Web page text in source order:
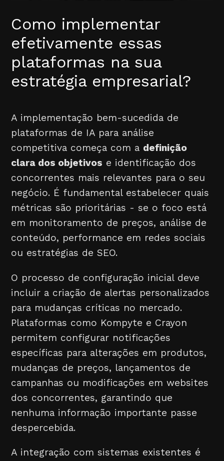
Como implementar
efetivamente essas
plataformas na sua
estratégia empresarial?
A implementação bem-sucedida de
plataformas de IA para análise
competitiva começa com a definição
clara dos objetivos e identificação dos
concorrentes mais relevantes para o seu
negócio. É fundamental estabelecer quais
métricas são prioritárias - se o foco está
em monitoramento de preços, análise de
conteúdo, performance em redes sociais
ou estratégias de SEO.
O processo de configuração inicial deve
incluir a criação de alertas personalizados
para mudanças críticas no mercado.
Plataformas como Kompyte e Crayon
permitem configurar notificações
específicas para alterações em produtos,
mudanças de preços, lançamentos de
campanhas ou modificações em websites
dos concorrentes, garantindo que
nenhuma informação importante passe
despercebida.
A integração com sistemas existentes é